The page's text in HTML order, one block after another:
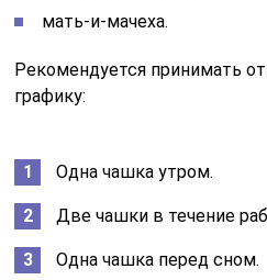
мать-и-мачеха.
Рекомендуется принимать
графику:
Одна чашка утром.
Две чашки в течение
Одна чашка перед сном.